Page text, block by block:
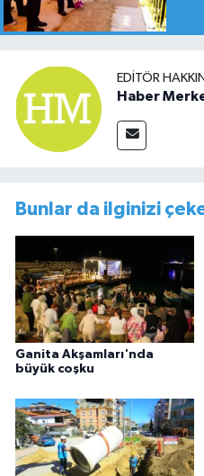
EDITÖR
Haber
Bunlar da ilginizi
Ganita Akşamları'nda
büyük coşku